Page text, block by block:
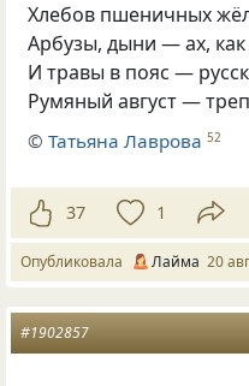
Хлебов пшеничных
Арбузы, дыни — ах, как
И травы в пояс —
Румяный август —
©Татьяна Лаврова 52
37 1
Опубликовала Лайма 20
#1902857